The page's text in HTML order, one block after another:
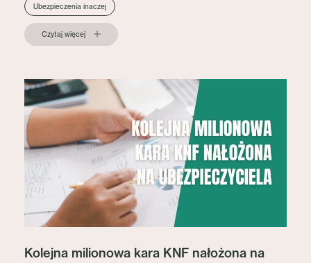
Ubezpieczenia inaczej
Czytaj więcej
Kolejna milionowa kara KNF nałożona na